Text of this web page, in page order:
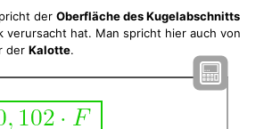
der Oberfläche des Kugelabschnitts
verursacht hat. Man spricht hier auch von
der Kalotte.